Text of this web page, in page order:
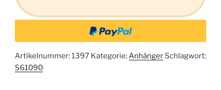
Artikelnummer:1397 Kategorie:Anhänger Schlagwort:
S61090